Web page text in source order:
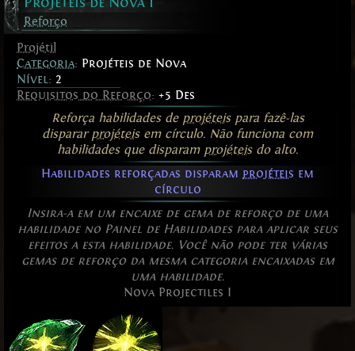
Reforço
Projétil
Categoria: Projéteis de Nova
Nível: 2
Requisitos do Reforço: +5 Des
Reforça habilidades de projéteispara fazê-las
dispararprojéteisem círculo. Não funciona com
habilidades que disparam projéteisdo alto.
Habilidades reforçadas disparam projéteis em
círculo
Insira-a em um encaixe de gema de reforço de uma
habilidade no Painel de Habilidades para aplicar seus
efeitos a esta habilidade. Você não pode ter várias
gemas de reforço da mesma categoria encaixadas em
uma habilidade.
Nova Projectiles I